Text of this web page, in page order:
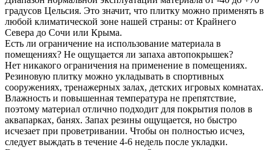
градусов Цельсия. Это значит, что плитку можно применять в
любой климатической зоне нашей страны: от Крайнего
Севера до Сочи или Крыма.
Есть ли ограничение на использование материала в
помещениях? Не ощущается ли запаха автопокрышек?
Нет никакого ограничения на применение в помещениях.
Резиновую плитку можно укладывать в спортивных
сооружениях, тренажерных залах, детских игровых комнатах.
Влажность и повышенная температура не препятствие,
поэтому материал отлично подходит для покрытия полов в
аквапарках, банях. Запах резины ощущается, но быстро
исчезает при проветривании. Чтобы он полностью исчез,
следует выждать в течение 4-6 недель после укладки.